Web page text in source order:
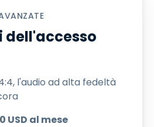
dell'accesso
l'audio ad alta fedeltà
USD al mese